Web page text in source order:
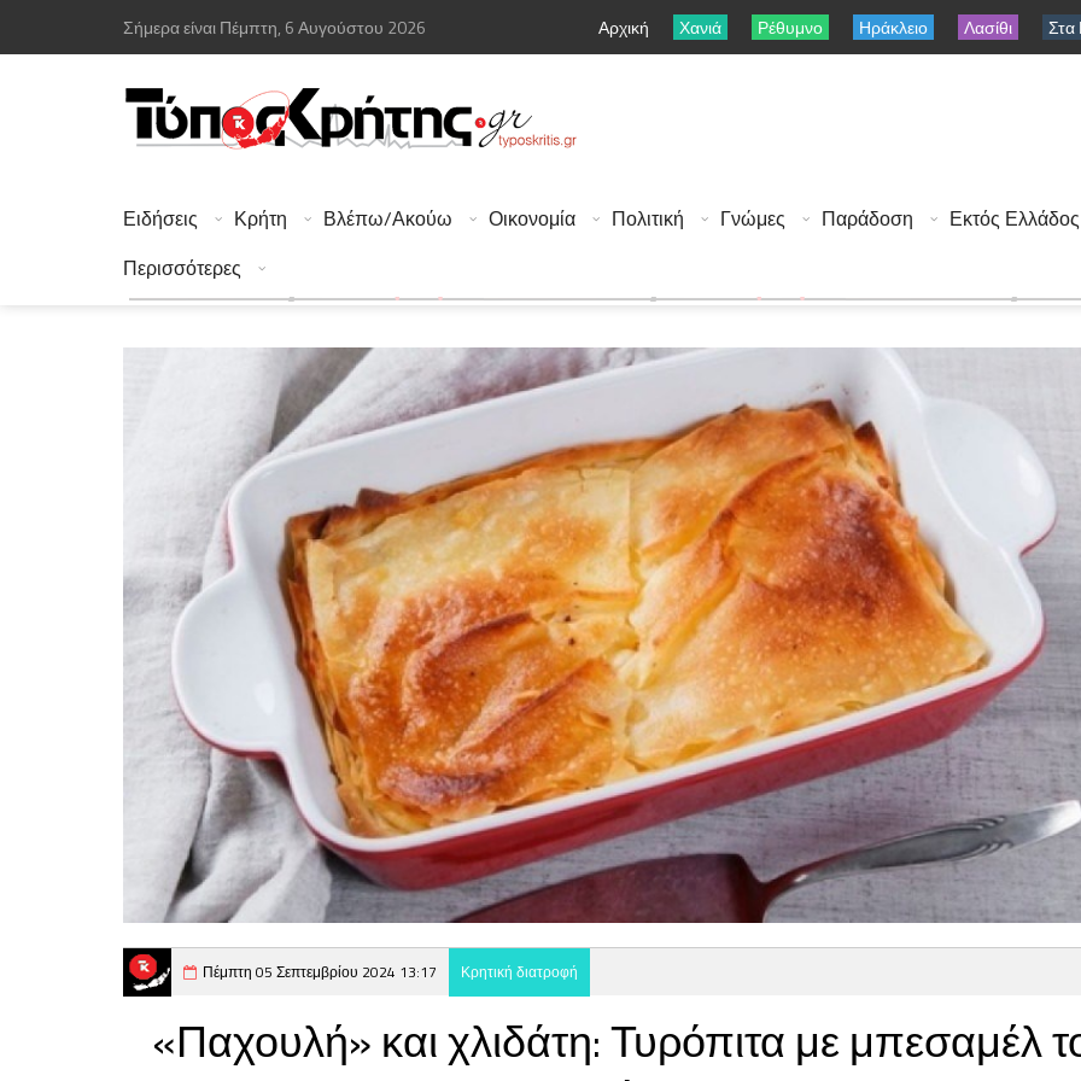
Σήμερα είναι Πέμπτη, 6 Αυγούστου 2026 Αρχική Χανιά Ρέθυμνο Ηράκλειο Λασίθι Στα
Ειδήσεις Κρήτη Βλέπω/Ακούω Οικονομία Πολιτική Γνώμες Παράδοση
Εκτός Ελλάδος
Περισσότερες
Πέμπτη 05 Σεπτεμβρίου 2024 13:17 Κρητική διατροφή
«Παχουλή» και χλιδάτη: Τυρόπιτα με μπεσαμέλ